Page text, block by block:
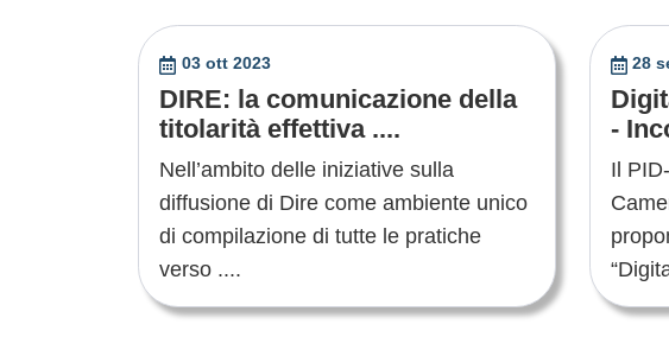
03 ott 2023
DIRE: la comunicazione della
titolarità effettiva ....
Nell’ambito delle iniziative sulla
diffusione di Dire come ambiente unico
di compilazione di tutte le pratiche
verso ....
28
-
Il